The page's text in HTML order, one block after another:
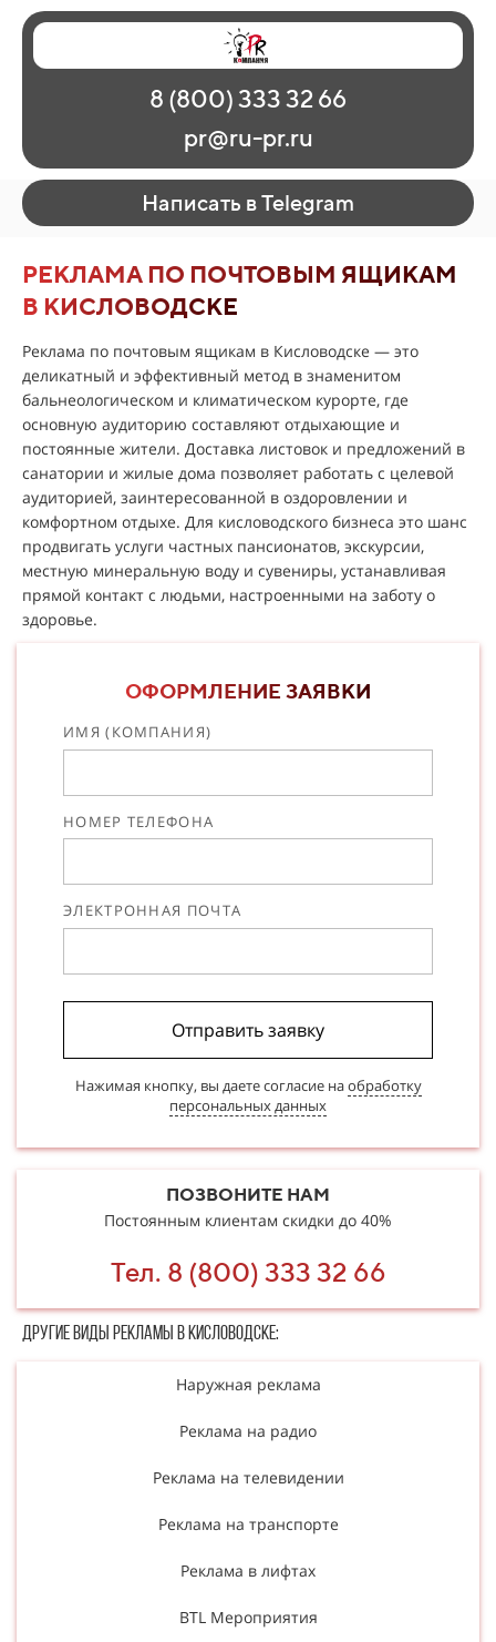
Главная
Наши работы
О рекламе
Регионы
Контакты
8 (800) 333 32 66
pr@ru-pr.ru
Написать в Telegram
РЕКЛАМА ПО ПОЧТОВЫМ ЯЩИКАМ
В КИСЛОВОДСКЕ
Реклама по почтовым ящикам в Кисловодске — это
деликатный и эффективный метод в знаменитом
бальнеологическом и климатическом курорте, где
основную аудиторию составляют отдыхающие и
постоянные жители. Доставка листовок и предложений в
санатории и жилые дома позволяет работать с целевой
аудиторией, заинтересованной в оздоровлении и
комфортном отдыхе. Для кисловодского бизнеса это шанс
продвигать услуги частных пансионатов, экскурсии,
местную минеральную воду и сувениры, устанавливая
прямой контакт с людьми, настроенными на заботу о
здоровье.
ОФОРМЛЕНИЕ ЗАЯВКИ
ИМЯ (КОМПАНИЯ)
НОМЕР ТЕЛЕФОНА
ЭЛЕКТРОННАЯ ПОЧТА
Отправить заявку
Нажимая кнопку, вы даете согласие наобработку
персональных данных
ПОЗВОНИТЕ НАМ
Постоянным клиентам скидки до 40%
Тел. 8 (800) 333 32 66
Другие в​​​​иды рекламы в Кисловодске:
Наружная реклама
Реклама на радио
Реклама на телевидении
Реклама на транспорте
Реклама в лифтах
BTL Мероприятия